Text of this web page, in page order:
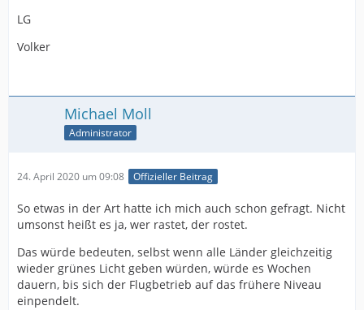
LG
Volker
Michael Moll
Administrator
24. April 2020 um 09:08 Offizieller Beitrag
So etwas in der Art hatte ich mich auch schon gefragt. Nicht
umsonst heißt es ja, wer rastet, der rostet.
Das würde bedeuten, selbst wenn alle Länder gleichzeitig
wieder grünes Licht geben würden, würde es Wochen
dauern, bis sich der Flugbetrieb auf das frühere Niveau
einpendelt.